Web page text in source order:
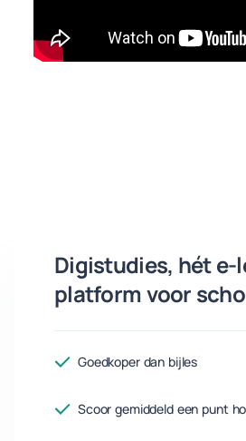
Digistudies, hét e-
platform voor
Goedkoper dan bijles
Scoor gemiddeld een punt